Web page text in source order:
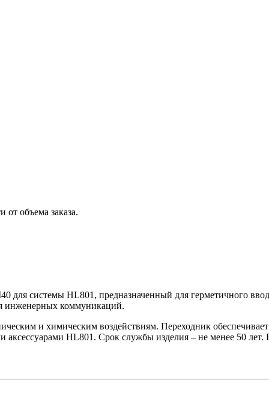
от объема заказа.
для системы HL801, предназначенный для герметичного
инженерных коммуникаций.
и химическим воздействиям. Переходник
HL801. Срок службы изделия – не менее 50 лет.